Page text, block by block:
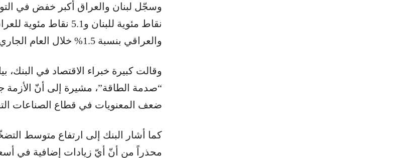
والعراقي بنسبة 1.5% خلال العام الجاري.
وقالت كبيرة خبراء الاقتصاد في البنك،
“صدمة الطاقة”، مشيرة إلى أنّ
ضعف المعنويات في قطاع الصناعات
محذراً من أنّ أيّ زيادات إضافية في